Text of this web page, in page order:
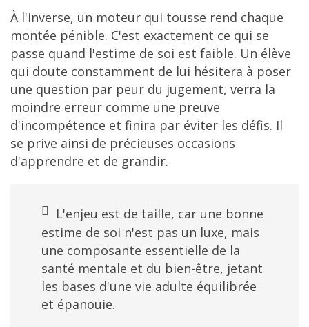
À l'inverse, un moteur qui tousse rend chaque
montée pénible. C'est exactement ce qui se
passe quand l'estime de soi est faible. Un élève
qui doute constamment de lui hésitera à poser
une question par peur du jugement, verra la
moindre erreur comme une preuve
d'incompétence et finira par éviter les défis. Il
se prive ainsi de précieuses occasions
d'apprendre et de grandir.
L'enjeu est de taille, car une bonne
estime de soi n'est pas un luxe, mais
une composante essentielle de la
santé mentale et du bien-être, jetant
les bases d'une vie adulte équilibrée
et épanouie.